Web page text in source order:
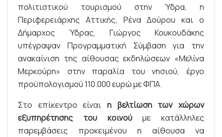
πολιτιστικού τουρισμού στην Ύδρα, η
Περιφερειάρχης Αττικής, Ρένα Δούρου και ο
Δήμαρχος Ύδρας, Γιώργος Κουκουδάκης
υπέγραψαν Προγραμματική Σύμβαση για την
ανακαίνιση της αίθουσας εκδηλώσεων «Μελίνα
Μερκούρη» στην παραλία του νησιού, έργο
προϋπολογισμού 110.000 ευρώ με ΦΠΑ.
Στο επίκεντρο είναι η βελτίωση των χώρων
εξυπηρέτησης του κοινούμε κατάλληλες
παρεμβάσεις προκειμένου η αίθουσα να